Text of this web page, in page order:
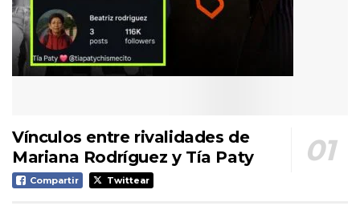
Vínculos entre rivalidades de
Mariana Rodríguez y Tía Paty
Compartir Twittear